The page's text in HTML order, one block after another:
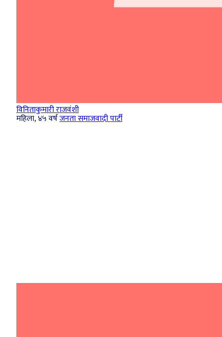
विनिताकुमारी राजवंशी
महिला, ४५ वर्षजनता समाजवादी पार्टी